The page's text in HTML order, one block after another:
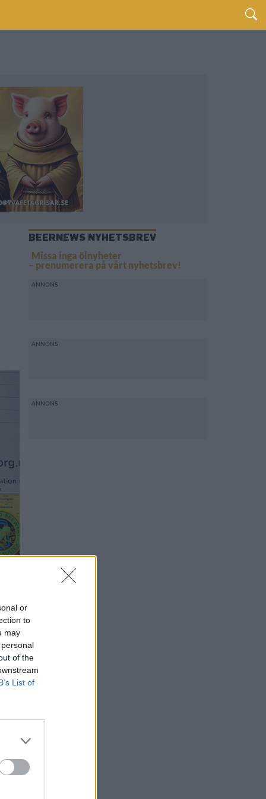
or
to
may
of the
List of
BEERNEWS NYHETSBREV
Missa inga ölnyheter
– prenumerera på vårt nyhetsbrev!